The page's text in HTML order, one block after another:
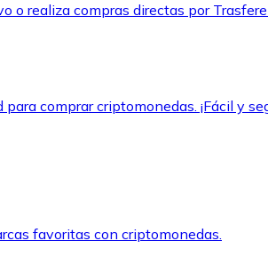
o realiza compras directas por
comprar criptomonedas. ¡Fácil y
favoritas con criptomonedas.